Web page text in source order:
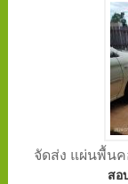
จัดส่ง แผ่นพื้นค
สอ